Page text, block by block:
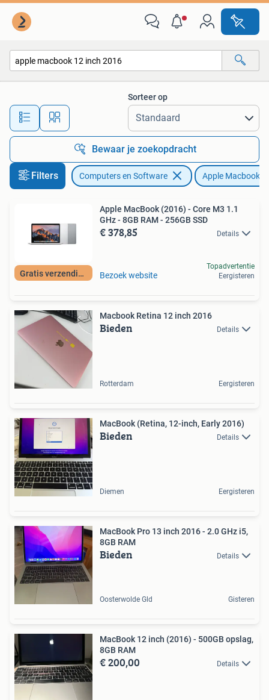
Alle afstanden…
Sorteer op
Bewaar je zoekopdracht
Filters Computers en Software Apple Macbooks
Gratis verzending
Apple MacBook (2016) - Core M3 1.1
GHz - 8GB RAM - 256GB SSD
€ 378,85 Details
Bezoek website
Topadvertentie
Eergisteren
Macbook Retina 12 inch 2016
Bieden Details
Rotterdam Eergisteren
MacBook (Retina, 12-inch, Early 2016)
Bieden Details
Diemen Eergisteren
MacBook Pro 13 inch 2016 - 2.0 GHz i5,
8GB RAM
Bieden Details
Oosterwolde Gld Gisteren
MacBook 12 inch (2016) - 500GB opslag,
8GB RAM
€ 200,00 Details